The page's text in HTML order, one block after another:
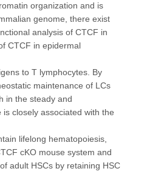
organization and is
genome, there exist
analysis of CTCF in
CTCF in epidermal
to T lymphocytes. By
maintenance of LCs
in the steady and
closely associated with the
lifelong hematopoiesis,
cKO mouse system and
adult HSCs by retaining HSC